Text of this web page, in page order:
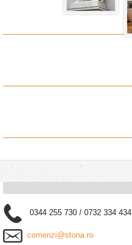
0344 255 730 / 0732 334 434
comenzi@stona.ro